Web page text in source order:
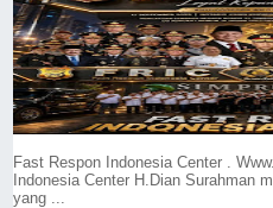
Fast Respon Indonesia Center .
Indonesia Center H.Dian Surahman
yang ...